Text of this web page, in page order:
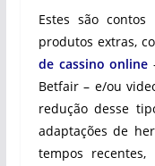
Estes são
produtos extras,
de cassino online
Betfair – e/ou
redução desse
adaptações de
tempos